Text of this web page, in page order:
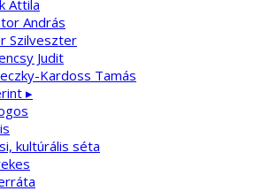
Attila
András
Szilveszter
Judit
Kardoss Tamás
▸
kultúrális séta